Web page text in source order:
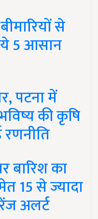
से
5 आसान
पटना में
की कृषि
बारिश का
15 से ज्यादा
अलर्ट